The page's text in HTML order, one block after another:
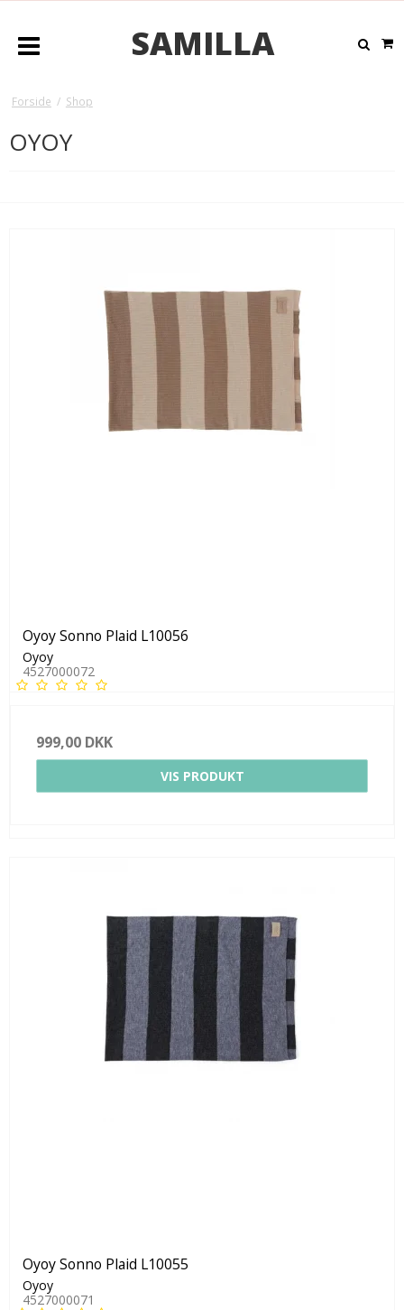
SAMILLA
Forside / Shop
OYOY
Oyoy Sonno Plaid L10056
Oyoy
4527000072
999,00 DKK
VIS PRODUKT
Oyoy Sonno Plaid L10055
Oyoy
4527000071